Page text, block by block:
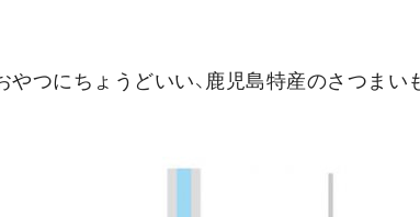
つにちょうどいい、鹿児島特産のさつまい